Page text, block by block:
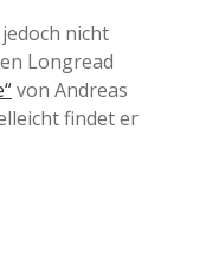
nicht
Longread
von Andreas
findet er